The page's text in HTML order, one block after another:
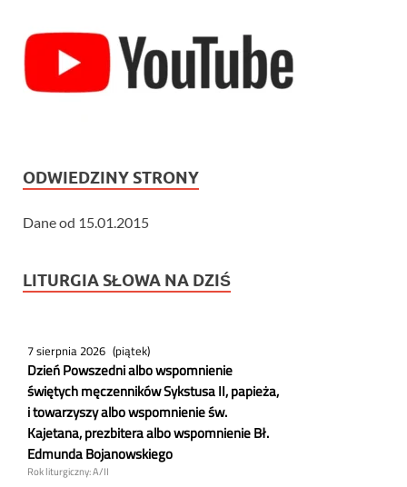
ODWIEDZINY STRONY
Dane od 15.01.2015
LITURGIA SŁOWA NA DZIŚ